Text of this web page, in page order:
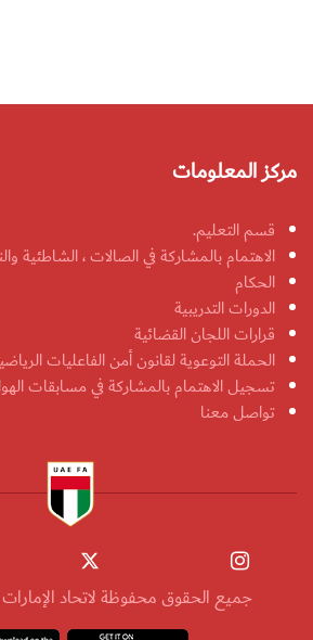
مركز المعلومات
قسم التعليم.
الاهتمام بالمشاركة في الصالات ، الشاطئية
الحكام
الدورات التدريبية
قرارات اللجان القضائية
الحملة التوعوية لقانون أمن الفاعليات
تسجيل الاهتمام بالمشاركة في مسابقات
تواصل معنا
جميع الحقوق محفوظة لاتحاد الإمارات